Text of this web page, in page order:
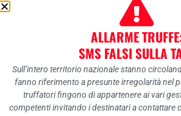
Dichiarazioni sostitutive e
PROVVEDIMENTI
Provvedimenti organi
Provvedimenti dirigenti
CONTROLLI SULLE IMPRESE
ALLARME
SMS FALSI SULLA
Sull’intero territorio nazionale stanno
fanno riferimento a presunte irregolarità nel
truffatori fingono di appartenere ai vari
competenti invitando i destinatari a contattare